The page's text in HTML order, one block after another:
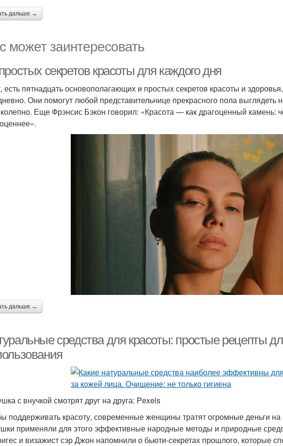
дальше →
может заинтересовать
секретов красоты для каждого дня
есть пятнадцать основополагающих и простых секретов красоты и
Они помогут любой представительнице прекрасного пола выглядеть
Еще Фрэнсис Бэкон говорил: «Красота — как драгоценный камень:
дальше →
средства для красоты: простые рецепты
с внучкой смотрят друг на друга: Pexels
поддерживать красоту, современные женщины тратят огромные деньги
применяли для этого эффективные народные методы и природные
и визажист сэр Джон напомнили о бьюти-секретах прошлого, которые